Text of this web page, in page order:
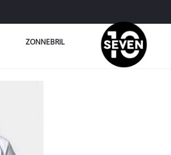
ZONNEBRIL